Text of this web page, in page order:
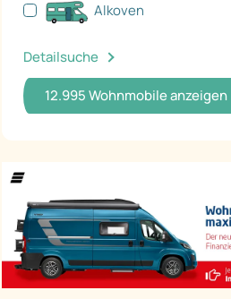
Alkoven
Detailsuche
12.995Wohnmobile anzeigen